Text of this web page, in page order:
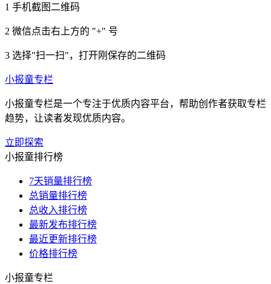
1 手机截图二维码
2 微信点击右上方的 "+" 号
3 选择"扫一扫"，打开刚保存的二维码
小报童专栏
小报童专栏是一个专注于优质内容平台，帮助创作者获取专栏
趋势，让读者发现优质内容。
立即探索
小报童排行榜
7天销量排行榜
总销量排行榜
总收入排行榜
最新发布排行榜
最近更新排行榜
价格排行榜
小报童专栏